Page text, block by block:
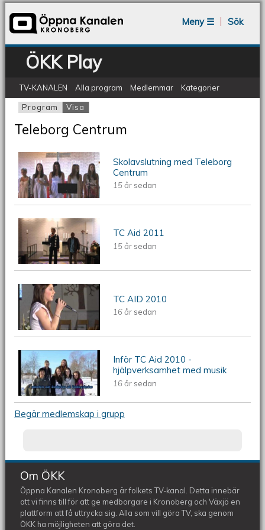
Meny ☰
Sök
ÖKK Play
TV-KANALEN Alla program Medlemmar Kategorier
Primära flikar
Program Visa
Teleborg Centrum
ÖKV Play: Skolavslutning med
Teleborg Centrum
Skolavslutning med Teleborg
Centrum
15 år sedan
ÖKV Play: TC Aid 2011
TC Aid 2011
15 år sedan
ÖKV Play - TC AID 2010
TC AID 2010
16 år sedan
ÖKV Play - Inför TC Aid 2010 -
hjälpverksamhet med musik
Inför TC Aid 2010 -
hjälpverksamhet med musik
16 år sedan
Begär medlemskap i grupp
Om ÖKK
Öppna Kanalen Kronoberg är folkets TV-kanal. Detta innebär
att vi finns till för att ge medborgare i Kronoberg och Växjö en
plattform att få uttrycka sig. Alla som vill göra TV, ska genom
ÖKK ha möjligheten att göra det.